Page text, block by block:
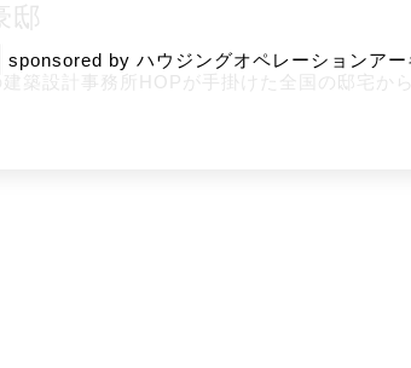
sponsored by ハウジングオペレーションアー
邸
設計事務所HOPが手掛けた全国の邸宅か